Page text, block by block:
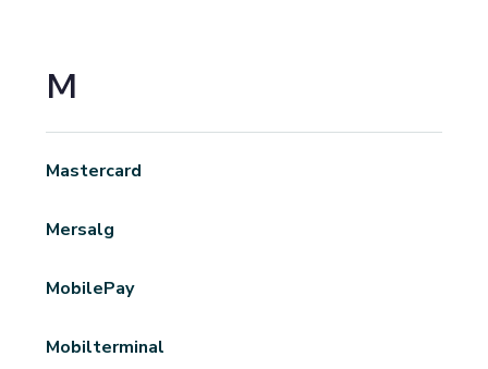
M
Mastercard
Mersalg
MobilePay
Mobilterminal